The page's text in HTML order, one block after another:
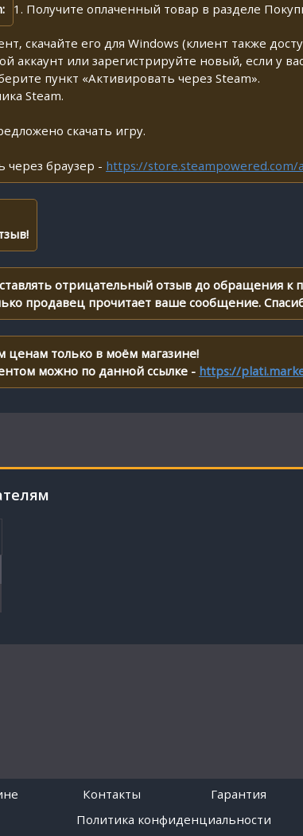
1. Получите оплаченный товар в разделе
скачайте его для Windows (клиент также
аккаунт или зарегистрируйте новый, если у
пункт «Активировать через Steam».
Steam.
скачать игру.
через браузер - https://store.steampowered.com/
отрицательный отзыв до обращения к
продавец прочитает ваше сообщение.
только в моём магазине!
можно по данной ссылке - https://
Контакты Гарантия
Политика конфиденциальности